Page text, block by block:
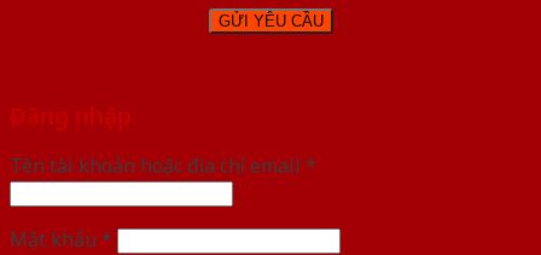
Đăng nhập
Tên tài khoản hoặc địa chỉ email *
Mật khẩu *